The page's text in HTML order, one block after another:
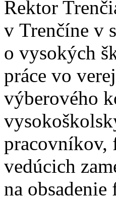
Rektor
v Trenčíne v
o vysokých
práce vo
výberového
pracovníkov,
vedúcich
na obsadenie